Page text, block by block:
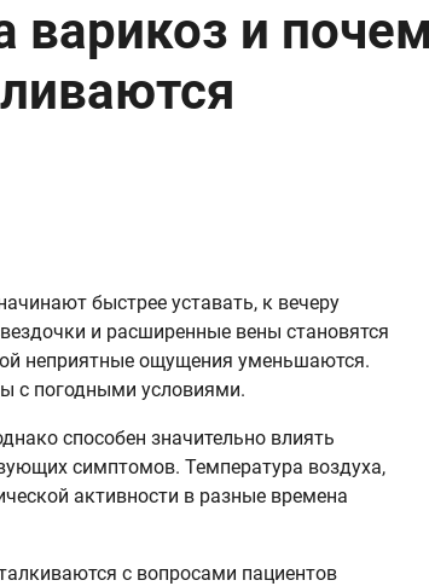
варикоз и
быстрее уставать, к вечеру
и расширенные вены становятся
неприятные ощущения уменьшаются.
с погодными условиями.
способен значительно влиять
симптомов. Температура воздуха,
активности в разные времена
с вопросами пациентов